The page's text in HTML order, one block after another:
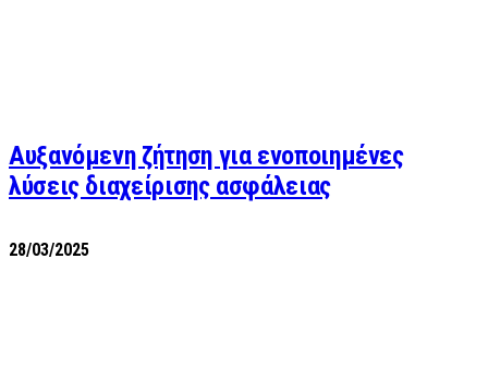
Αυξανόμενη ζήτηση για ενοποιημένες
λύσεις διαχείρισης ασφάλειας
28/03/2025